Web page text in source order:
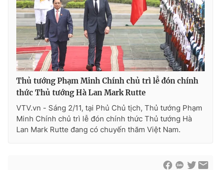
Thủ tướng Phạm Minh Chính chủ trì lễ đón chính
thức Thủ tướng Hà Lan Mark Rutte
VTV.vn - Sáng 2/11, tại Phủ Chủ tịch, Thủ tướng Phạm
Minh Chính chủ trì lễ đón chính thức Thủ tướng Hà
Lan Mark Rutte đang có chuyến thăm Việt Nam.